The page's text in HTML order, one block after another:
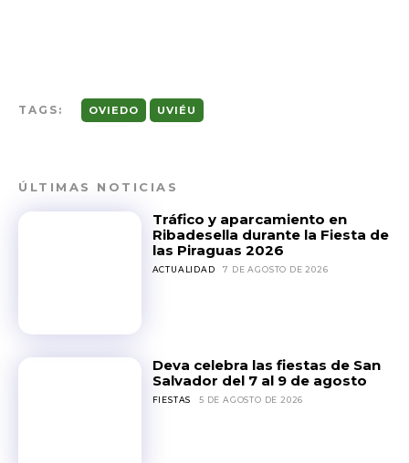
TAGS: OVIEDO UVIÉU
ÚLTIMAS NOTICIAS
Tráfico y aparcamiento en
Ribadesella durante la Fiesta de
las Piraguas 2026
ACTUALIDAD 7 DE AGOSTO DE 2026
Deva celebra las fiestas de San
Salvador del 7 al 9 de agosto
FIESTAS 5 DE AGOSTO DE 2026